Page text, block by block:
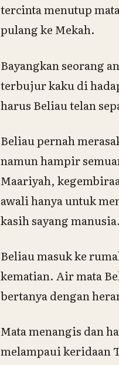
tercinta menutup
pulang ke Mekah.
Bayangkan seorang
terbujur kaku di
harus Beliau telan
Beliau pernah
namun hampir
Maariyah,
awali hanya untuk
kasih sayang
Beliau masuk ke
kematian. Air mata
bertanya dengan
Mata menangis dan
melampaui keridaan